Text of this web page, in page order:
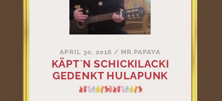
APRIL 30, 2016 / MR.PAPAYA
KÄPT`N SCHICKILACKI
GEDENKT HULAPUNK